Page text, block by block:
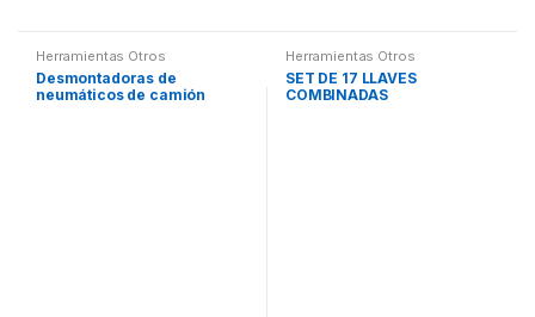
Herramientas Otros
Desmontadoras de
neumáticos de camión
Herramientas Otros
SET DE 17 LLAVES
COMBINADAS